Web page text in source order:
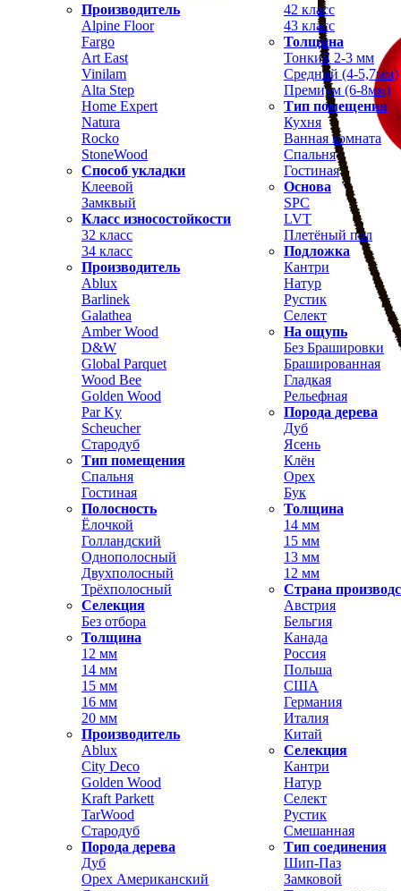
Производитель
Alpine Floor
Fargo
Art East
Vinilam
Alta Step
Home Expert
Natura
Rocko
StoneWood
Способ укладки
Клеевой
Замквый
Класс износостойкости
32 класс
34 класс
42 класс
43 класс
Толщина
Тонкий 2-3 мм
Средний (4-5,7мм)
Премиум (6-8мм)
Тип помещения
Кухня
Ванная комната
Спальня
Гостиная
Основа
SPC
LVT
Плетёный пол
Подложка
Производитель
Ablux
Barlinek
Galathea
Amber Wood
D&W
Global Parquet
Wood Bee
Golden Wood
Par Ky
Scheucher
Стародуб
Тип помещения
Спальня
Гостиная
Полосность
Ёлочкой
Голландский
Однополосный
Двухполосный
Трёхполосный
Селекция
Без отбора
Кантри
Натур
Рустик
Селект
На ощупь
Без Брашировки
Брашированная
Гладкая
Рельефная
Порода дерева
Дуб
Ясень
Клён
Орех
Бук
Толщина
14 мм
15 мм
13 мм
12 мм
Страна
Австрия
Бельгия
Толщина
12 мм
14 мм
15 мм
16 мм
20 мм
Производитель
Ablux
City Deco
Golden Wood
Kraft Parkett
TarWood
Стародуб
Порода дерева
Дуб
Орех Американский
Канада
Россия
Польша
США
Германия
Италия
Китай
Селекция
Кантри
Натур
Селект
Рустик
Смешанная
Тип соединения
Шип-Паз
Замковой